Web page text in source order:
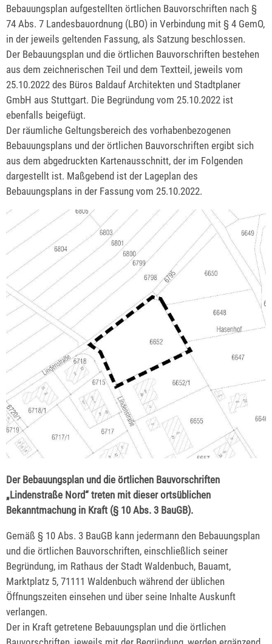
Bebauungsplan aufgestellten örtlichen Bauvorschriften nach §
74 Abs. 7 Landesbauordnung (LBO) in Verbindung mit § 4 GemO,
in der jeweils geltenden Fassung, als Satzung beschlossen.
Der Bebauungsplan und die örtlichen Bauvorschriften bestehen
aus dem zeichnerischen Teil und dem Textteil, jeweils vom
25.10.2022 des Büros Baldauf Architekten und Stadtplaner
GmbH aus Stuttgart. Die Begründung vom 25.10.2022 ist
ebenfalls beigefügt.
Der räumliche Geltungsbereich des vorhabenbezogenen
Bebauungsplans und der örtlichen Bauvorschriften ergibt sich
aus dem abgedruckten Kartenausschnitt, der im Folgenden
dargestellt ist. Maßgebend ist der Lageplan des
Bebauungsplans in der Fassung vom 25.10.2022.
Der Bebauungsplan und die örtlichen Bauvorschriften
„Lindenstraße Nord“ treten mit dieser ortsüblichen
Bekanntmachung in Kraft (§ 10 Abs. 3 BauGB).
Gemäß § 10 Abs. 3 BauGB kann jedermann den Bebauungsplan
und die örtlichen Bauvorschriften, einschließlich seiner
Begründung, im Rathaus der Stadt Waldenbuch, Bauamt,
Marktplatz 5, 71111 Waldenbuch während der üblichen
Öffnungszeiten einsehen und über seine Inhalte Auskunft
verlangen.
Der in Kraft getretene Bebauungsplan und die örtlichen